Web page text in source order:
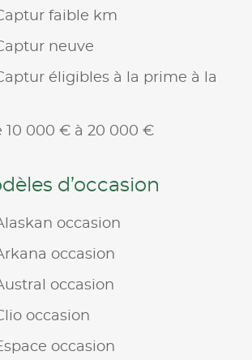
faible km
neuve
éligibles à la prime à la
10 000 € à 20 000 €
d’occasion
occasion
occasion
occasion
occasion
occasion